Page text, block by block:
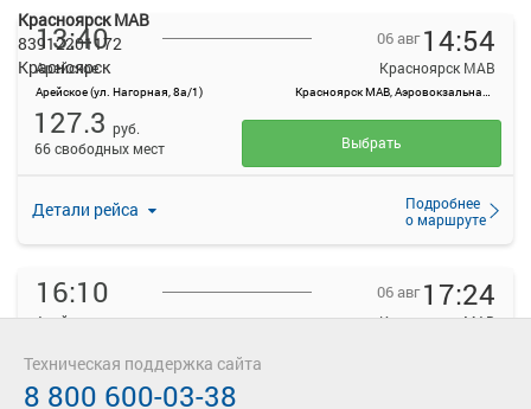
13:40
Арейское
Арейское (ул. Нагорная, 8а/1)
06 авг 14:54
Красноярск МАВ
Красноярск МАВ, Аэровокзальная ул., 22
Детали рейса
Подробнее
о маршруте
127.3 руб.
66 свободных мест
Выбрать
16:10
Арейское
06 авг 17:24
Красноярск МАВ
127.3
66 свободных мест
Красноярск МАВ
83912201172
Красноярск
Техническая поддержка сайта
8 800 600-03-38